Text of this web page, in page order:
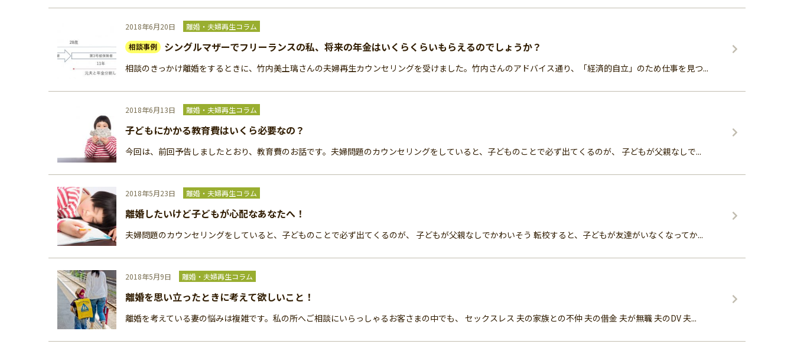
2018年6月20日 離婚・夫婦再生コラム
相談事例 シングルマザーでフリーランスの私、将来の年金はいくらくらいもらえるのでしょうか？
相談のきっかけ離婚をするときに、竹内美土璃さんの夫婦再生カウンセリングを受けました。竹内さんのアドバイス通り、「経済的自立」のため仕事を見つ...
2018年6月13日 離婚・夫婦再生コラム
子どもにかかる教育費はいくら必要なの？
今回は、前回予告しましたとおり、教育費のお話です。夫婦問題のカウンセリングをしていると、子どものことで必ず出てくるのが、 子どもが父親なしで...
2018年5月23日 離婚・夫婦再生コラム
離婚したいけど子どもが心配なあなたへ！
夫婦問題のカウンセリングをしていると、子どものことで必ず出てくるのが、 子どもが父親なしでかわいそう 転校すると、子どもが友達がいなくなってか...
2018年5月9日 離婚・夫婦再生コラム
離婚を思い立ったときに考えて欲しいこと！
離婚を考えている妻の悩みは複雑です。私の所へご相談にいらっしゃるお客さまの中でも、 セックスレス 夫の家族との不仲 夫の借金 夫が無職 夫のDV 夫...